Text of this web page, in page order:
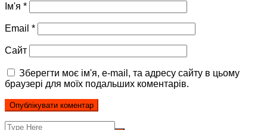
Ім'я *
Email *
Сайт
Зберегти моє ім'я, e-mail, та адресу сайту в цьому
браузері для моїх подальших коментарів.